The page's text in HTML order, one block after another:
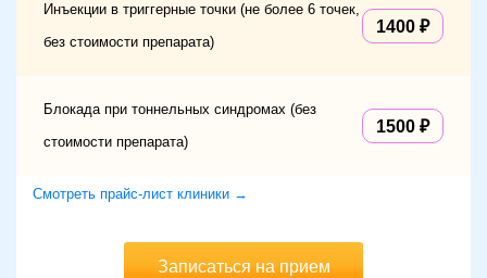
Инъекции в триггерные точки (не более 6 точек,
без стоимости препарата)
1400
Блокада при тоннельных синдромах (без
стоимости препарата)
1500
Смотреть прайс-лист клиники →
Записаться на прием